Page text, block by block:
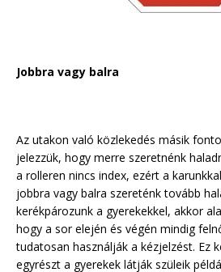
Jobbra vagy balra
Az utakon való közlekedés másik
jelezzük, hogy merre szeretnénk
a rolleren nincs index, ezért a
jobbra vagy balra szereténk tovább
kerékpározunk a gyerekekkel, akkor
hogy a sor elején és végén mindig
tudatosan használják a kézjelzést. Ez
egyrészt a gyerekek látják szüleik